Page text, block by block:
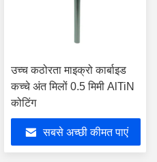
उच्च कठोरता माइक्रो कार्बाइड
कच्चे अंत मिलों 0.5 मिमी AlTiN
कोटिंग
सबसे अच्छी कीमत पाएं